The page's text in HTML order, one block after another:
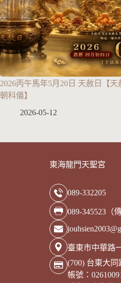
2026丙午馬年5月20日 天赦日【
朝科儀】
2026-05-12
東海龍門天聖宮
089-332205
089-345523（
臺東市中華路
(700) 台東大同
帳號：